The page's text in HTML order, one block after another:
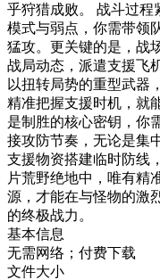
乎狩猎成败。 战斗过程
模式与弱点，你需带领
猛攻。更关键的是，战
战局动态，派遣支援飞
以扭转局势的重型武器
精准把握支援时机，就
是制胜的核心密钥，你
接攻防节奏，无论是集
支援物资搭建临时防线
片荒野绝地中，唯有精
源，才能在与怪物的激
的终极战力。
基本信息
无需网络；付费下载
文件大小